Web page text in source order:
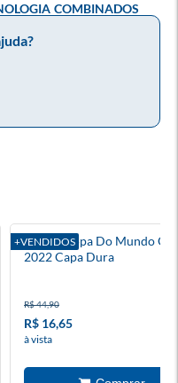
COMBINADOS
+VENDIDOS
Álbum Copa Do Mundo
2022 Capa Dura
R$ 44,90
R$ 16,65
à vista